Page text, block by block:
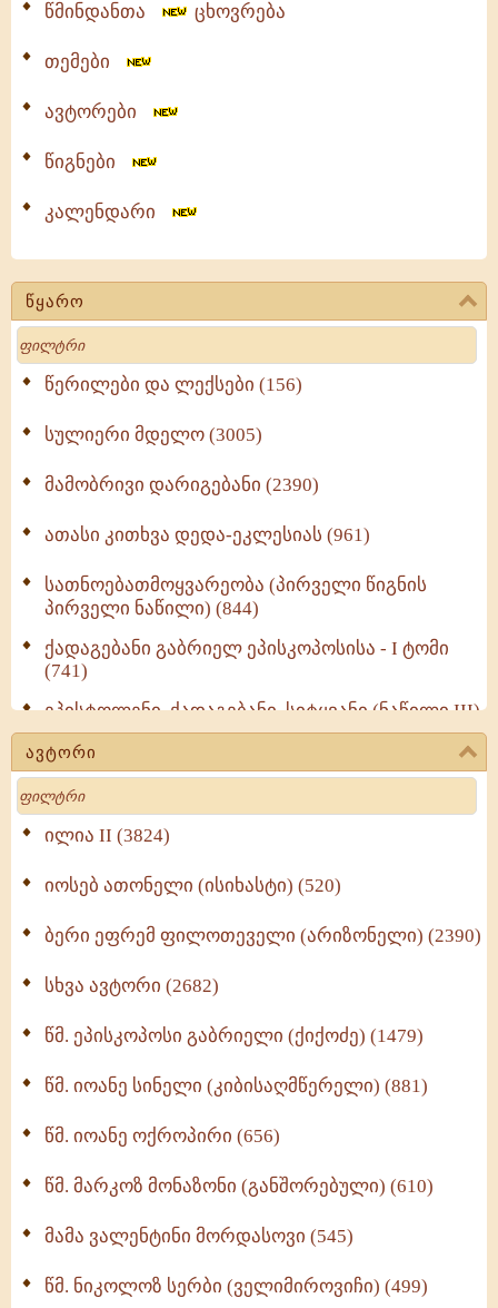
წმინდანთა ცხოვრება
თემები
ავტორები
წიგნები
კალენდარი
წყარო
Search
წერილები და ლექსები (156)
სულიერი მდელო (3005)
მამობრივი დარიგებანი (2390)
ათასი კითხვა დედა-ეკლესიას (961)
სათნოებათმოყვარეობა (პირველი წიგნის
პირველი ნაწილი) (844)
ქადაგებანი გაბრიელ ეპისკოპოსისა - I ტომი
(741)
ეპისტოლენი, ქადაგებანი, სიტყვანი (ნაწილი III)
(723)
მოძღვრის ძალზე სასარგებლო რჩევები
მრევლისათვის (545)
Wisdomge (514)
ქადაგებანი გაბრიელ ეპისკოპოსისა - II ტომი
სულიერი ცხოვრების სახელმძღვანელო -
ნაწილი II (369)
ავტორი
Search
ილია II (3824)
იოსებ ათონელი (ისიხასტი) (520)
ბერი ეფრემ ფილოთეველი (არიზონელი) (2390)
სხვა ავტორი (2682)
წმ. ეპისკოპოსი გაბრიელი (ქიქოძე) (1479)
წმ. იოანე სინელი (კიბისაღმწერელი) (881)
წმ. იოანე ოქროპირი (656)
წმ. მარკოზ მონაზონი (განშორებული) (610)
მამა ვალენტინი მორდასოვი (545)
წმ. ნიკოლოზ სერბი (ველიმიროვიჩი) (499)